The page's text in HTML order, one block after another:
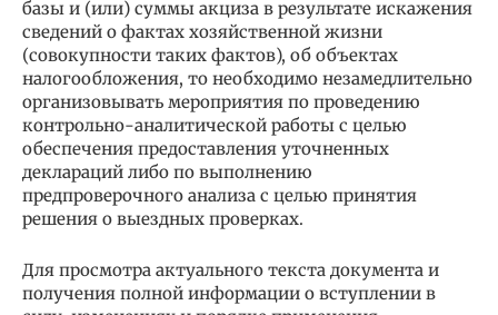
базы и (или) суммы акциза в результате искажения
сведений о фактах хозяйственной жизни
(совокупности таких фактов), об объектах
налогообложения, то необходимо незамедлительно
организовывать мероприятия по проведению
контрольно-аналитической работы с целью
обеспечения предоставления уточненных
деклараций либо по выполнению
предпроверочного анализа с целью принятия
решения о выездных проверках.
Для просмотра актуального текста документа и
получения полной информации о вступлении в